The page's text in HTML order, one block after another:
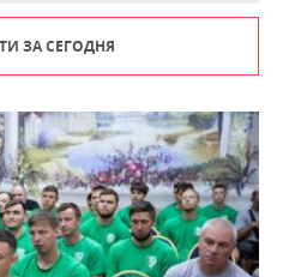
ЗА СЕГОДНЯ